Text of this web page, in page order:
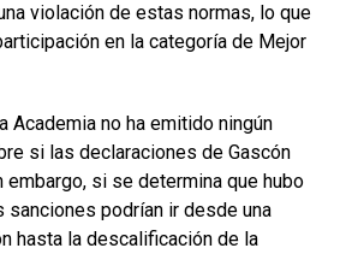
violación de estas normas, lo que
en la categoría de Mejor
Academia no ha emitido ningún
si las declaraciones de Gascón
embargo, si se determina que hubo
sanciones podrían ir desde una
hasta la descalificación de la